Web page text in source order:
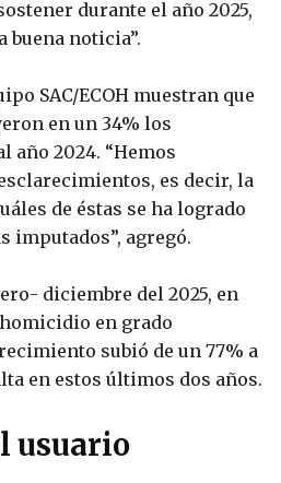
durante el año 2025,
buena noticia”.
SAC/ECOH muestran que
en un 34% los
año 2024. “Hemos
es decir, la
de éstas se ha logrado
imputados”, agregó.
diciembre del 2025, en
en grado
subió de un 77% a
en estos últimos dos años.
usuario